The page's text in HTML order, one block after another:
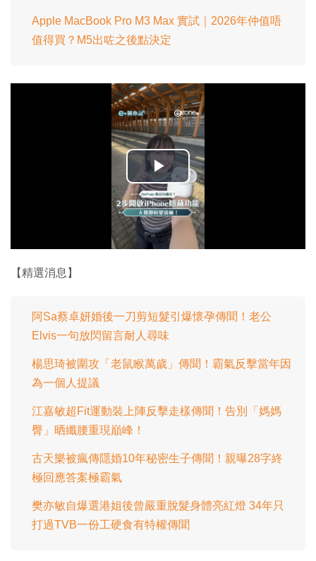
Apple MacBook Pro M3 Max 實試｜2026年仲值唔
值得買？M5出咗之後點決定
播
放
影
【精選消息】
阿Sa蔡卓妍婚後一刀剪短髮引爆懷孕傳聞！老公
Elvis一句放閃留言耐人尋味
楊思琦被圍攻「老鼠睺萬歲」傳聞！霸氣反擊當年因
為一個人提議
江嘉敏超Fit運動裝上陣反擊走樣傳聞！告別「媽媽
臀」晒纖腰重現巔峰！
古天樂被瘋傳隱婚10年秘密生子傳聞！親曝28字終
極回應答案極霸氣
樊亦敏自爆選港姐後曾嚴重脫髮身體亮紅燈 34年只
打過TVB一份工硬食有特權傳聞